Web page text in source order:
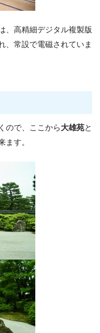
、高精細デジタル複製版
、常設で電磁されていま
ので、ここから大雄苑と
ます。